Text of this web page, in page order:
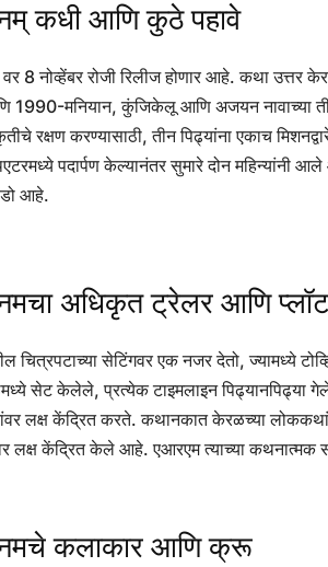
कधी आणि कुठे पहावे
वर 8 नोव्हेंबर रोजी रिलीज होणार आहे. कथा
मनियान, कुंजिकेलू आणि अजयन नावाच्या
रक्षण करण्यासाठी, तीन पिढ्यांना एकाच
पदार्पण केल्यानंतर सुमारे दोन महिन्यांनी
आहे.
अधिकृत ट्रेलर आणि प्लॉट
चित्रपटाच्या सेटिंगवर एक नजर देतो, ज्यामध्ये
सेट केलेले, प्रत्येक टाइमलाइन पिढ्यानपिढ्या
लक्ष केंद्रित करते. कथानकात केरळच्या
लक्ष केंद्रित केले आहे. एआरएम त्याच्या
कलाकार आणि क्रू